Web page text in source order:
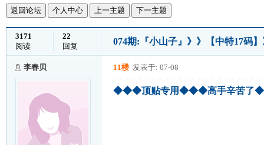
返回论坛 个人中心 上一主题 下一主题
3171
阅读
22
回复
074期:『小山子』》》【中特17码
李春贝 11楼 发表于: 07-08
◆◆◆顶贴专用◆◆◆高手辛苦